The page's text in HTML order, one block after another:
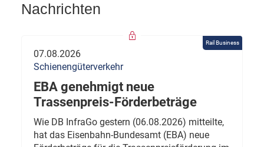
Nachrichten
Rail Business
07.08.2026
Schienengüterverkehr
EBA genehmigt neue
Trassenpreis-Förderbeträge
Wie DB InfraGo gestern (06.08.2026) mitteilte,
hat das Eisenbahn-Bundesamt (EBA) neue